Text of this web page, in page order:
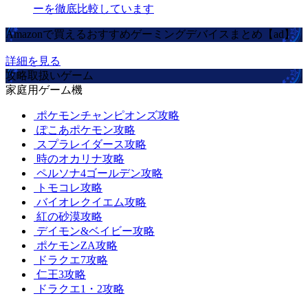
ーを徹底比較しています
Amazonで買えるおすすめゲーミングデバイスまとめ【ad】
詳細を見る
攻略取扱いゲーム
家庭用ゲーム機
ポケモンチャンピオンズ攻略
ぽこあポケモン攻略
スプラレイダース攻略
時のオカリナ攻略
ペルソナ4ゴールデン攻略
トモコレ攻略
バイオレクイエム攻略
紅の砂漠攻略
デイモン&ベイビー攻略
ポケモンZA攻略
ドラクエ7攻略
仁王3攻略
ドラクエ1・2攻略